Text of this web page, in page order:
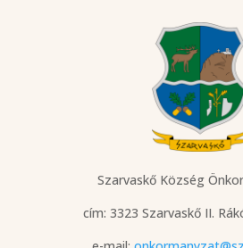
Szarvaskő Község
cím: 3323 Szarvaskő II.